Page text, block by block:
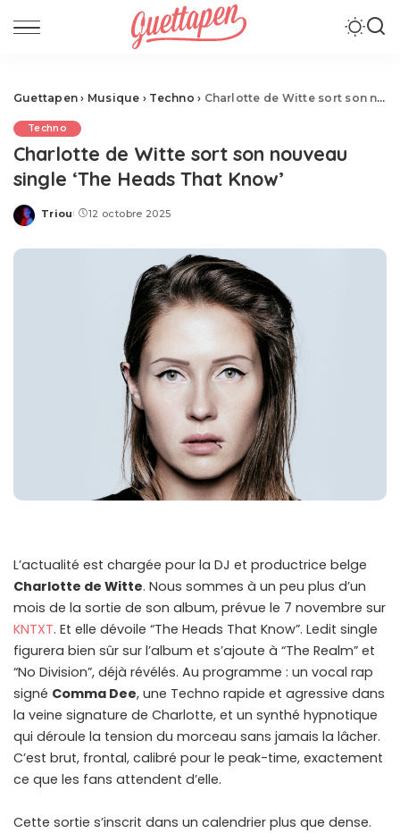
Guettapen › Musique › Techno › Charlotte de Witte sort son nouveau single ‘The Heads That Know’
Techno
Charlotte de Witte sort son nouveau
single ‘The Heads That Know’
Posted
Triou 12 octobre 2025
L’actualité est chargée pour la DJ et productrice belge
Charlotte de Witte. Nous sommes à un peu plus d’un
mois de la sortie de son album, prévue le 7 novembre sur
KNTXT. Et elle dévoile “The Heads That Know”. Ledit single
figurera bien sûr sur l’album et s’ajoute à “The Realm” et
“No Division”, déjà révélés. Au programme : un vocal rap
signé Comma Dee, une Techno rapide et agressive dans
la veine signature de Charlotte, et un synthé hypnotique
qui déroule la tension du morceau sans jamais la lâcher.
C’est brut, frontal, calibré pour le peak-time, exactement
ce que les fans attendent d’elle.
Cette sortie s’inscrit dans un calendrier plus que dense.